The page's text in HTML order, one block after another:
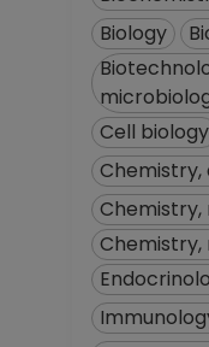
Biology
Cell biology
Chemistry,
Chemistry,